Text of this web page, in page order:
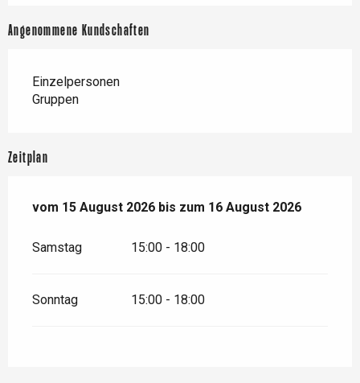
Angenommene Kundschaften
Einzelpersonen
Gruppen
Zeitplan
vom 15 August 2026 bis zum 16 August 2026
vom 15 August 2026 bis zum 16 August 2026
Samstag 15:00 - 18:00
Sonntag 15:00 - 18:00